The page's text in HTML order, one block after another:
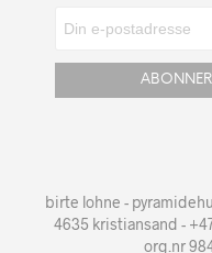
birte lohne -
4635 kristiansand -
org.nr